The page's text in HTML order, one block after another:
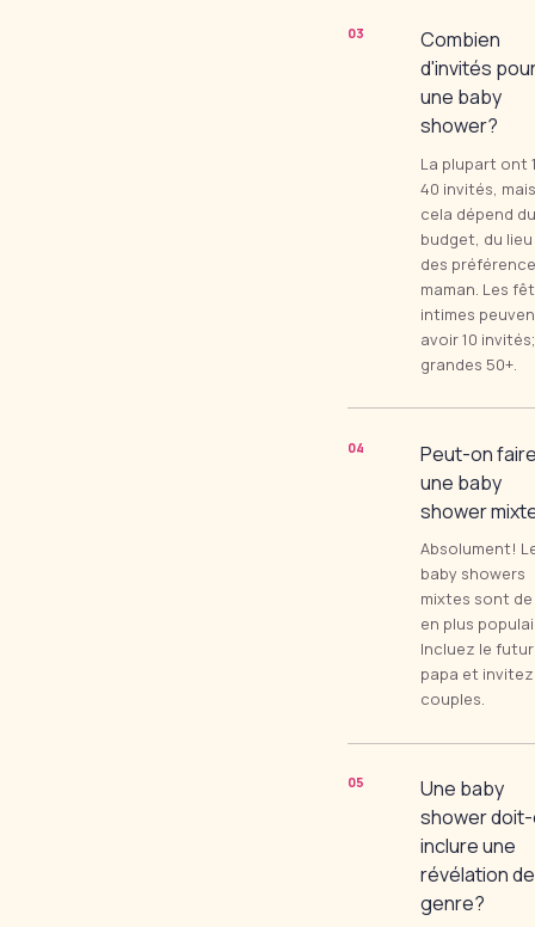
03
Combien
d'invités
une baby
shower?
La plupart ont
40 invités, mais
cela dépend du
budget, du
des
maman. Les
intimes
avoir 10
grandes 50+.
04
Peut-on
une baby
shower
Absolument!
baby showers
mixtes sont de
en plus
Incluez le futur
papa et
couples.
05
Une baby
shower
inclure une
révélation de
genre?